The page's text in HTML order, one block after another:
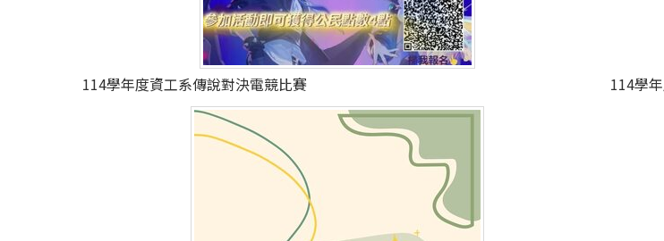
114學年度資工系傳說對決電競比賽 114學